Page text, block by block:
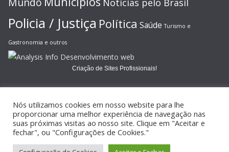
Notícias pelo Brasil
Policia / Justiça Política Saúde Turismo e
Gastronomia e outros
Criação de Sites Profissionais!
Copyright © 2026JORNAL GAZETA ONLINE
reservados.
Nós utilizamos cookies em nosso website para lhe
proporcionar uma melhor experiência de navegação nas
suas próximas visitas ao nosso site. Clique em "Aceitar e
fechar", ou "Configurações de Cookies."